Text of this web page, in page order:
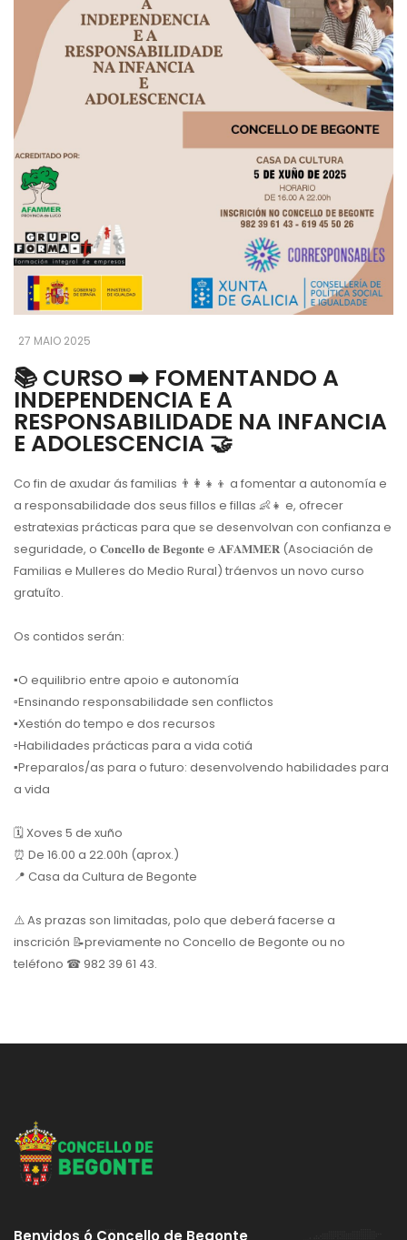
27 MAIO 2025
📚 CURSO ➡️ FOMENTANDO A
INDEPENDENCIA E A
RESPONSABILIDADE NA INFANCIA
E ADOLESCENCIA 🤝
Co fin de axudar ás familias 👨‍👩‍👧‍👦 a fomentar a autonomía e
a responsabilidade dos seus fillos e fillas 👶👧 e, ofrecer
estratexias prácticas para que se desenvolvan con confianza e
seguridade, o 𝐂𝐨𝐧𝐜𝐞𝐥𝐥𝐨 𝐝𝐞 𝐁𝐞𝐠𝐨𝐧𝐭𝐞 e 𝐀𝐅𝐀𝐌𝐌𝐄𝐑 (Asociación de
Familias e Mulleres do Medio Rural) tráenvos un novo curso
gratuíto.
Os contidos serán:
▪️O equilibrio entre apoio e autonomía
▫️Ensinando responsabilidade sen conflictos
▪️Xestión do tempo e dos recursos
▫️Habilidades prácticas para a vida cotiá
▪️Preparalos/as para o futuro: desenvolvendo habilidades para
a vida
🗓 Xoves 5 de xuño
⏰ De 16.00 a 22.00h (aprox.)
📍 Casa da Cultura de Begonte
⚠️As prazas son limitadas, polo que deberá facerse a
inscrición 📝previamente no Concello de Begonte ou no
teléfono ☎ 982 39 61 43.
Benvidos ó Concello de Begonte